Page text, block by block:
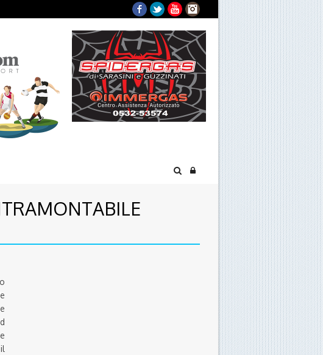
Facebook
TwitterYouTubeInstagram